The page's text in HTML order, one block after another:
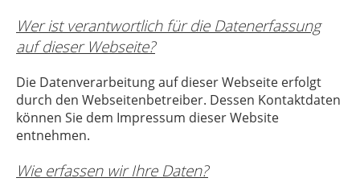
Wer ist verantwortlich für die Datenerfassung
auf dieser Webseite?
Die Datenverarbeitung auf dieser Webseite erfolgt
durch den Webseitenbetreiber. Dessen Kontaktdaten
können Sie dem Impressum dieser Website
entnehmen.
Wie erfassen wir Ihre Daten?